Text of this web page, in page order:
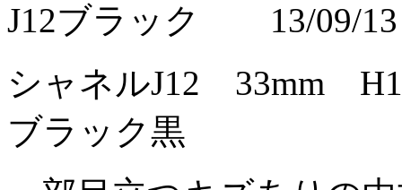
J12ブラック 13/09/13
シャネルJ12 33mm
ブラック黒